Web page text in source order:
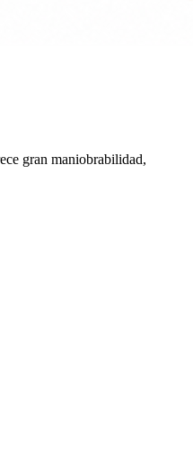
gran maniobrabilidad,